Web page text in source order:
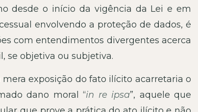
desde o início da vigência da Lei e em
envolvendo a proteção de dados, é
com entendimentos divergentes acerca
se objetiva ou subjetiva.
exposição do fato ilícito acarretaria o
dano moral “in re ipsa”, aquele que